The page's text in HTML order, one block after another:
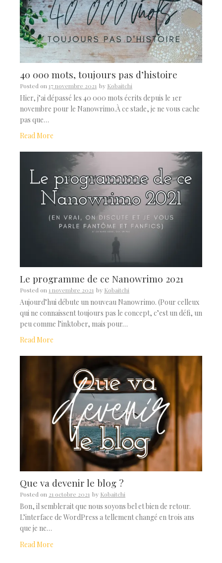
40 000 mots, toujours pas d’histoire
Posted on 17 novembre 2021 by Kobaitchi
Hier, j’ai dépassé les 40 000 mots écrits depuis le 1er
novembre pour le Nanowrimo.À ce stade, je ne vous cache
pas que…
Read More
Le programme de ce Nanowrimo 2021
Posted on 1 novembre 2021 by Kobaitchi
Aujourd’hui débute un nouveau Nanowrimo. (Pour celleux
qui ne connaissent toujours pas le concept, c’est un défi, un
peu comme l’inktober, mais pour…
Read More
Que va devenir le blog ?
Posted on 21 octobre 2021 by Kobaitchi
Bon, il semblerait que nous soyons bel et bien de retour.
L’interface de WordPress a tellement changé en trois ans
que je ne…
Read More